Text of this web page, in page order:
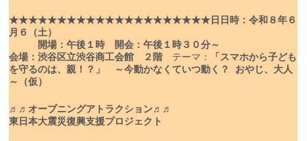
★★★★★★★★★★★★★★★★★★★★★日 日時：令和８年６
月６（土）
開場：午後１時 開会：午後１時３０分～
会場：渋谷区立渋谷商工会館 ２階 テーマ：
「スマホから子ども
を守るのは、親！？」
～今動かなくていつ動く？ おやじ、大人
～（仮）
♬♬オープニングアトラクション♬♬
東日本大震災復興支援プロジェクト